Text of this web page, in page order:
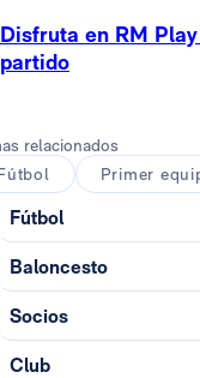
Disfruta en RM
partido
relacionados
Primer
Fútbol
Baloncesto
Socios
Club